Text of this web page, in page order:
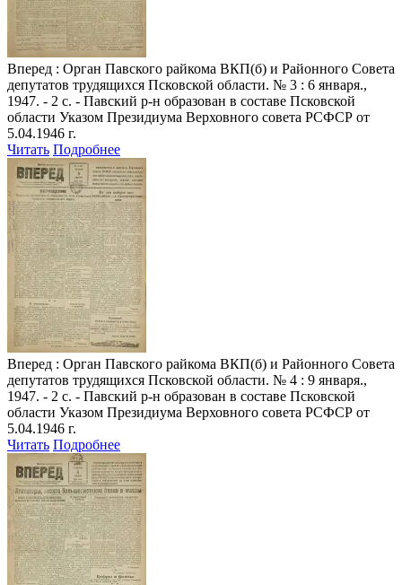
Вперед : Орган Павского райкома ВКП(б) и Районного Совета
депутатов трудящихся Псковской области. № 3 : 6 января.,
1947. - 2 с. - Павский р-н образован в составе Псковской
области Указом Президиума Верховного совета РСФСР от
5.04.1946 г.
Читать Подробнее
Вперед : Орган Павского райкома ВКП(б) и Районного Совета
депутатов трудящихся Псковской области. № 4 : 9 января.,
1947. - 2 с. - Павский р-н образован в составе Псковской
области Указом Президиума Верховного совета РСФСР от
5.04.1946 г.
Читать Подробнее